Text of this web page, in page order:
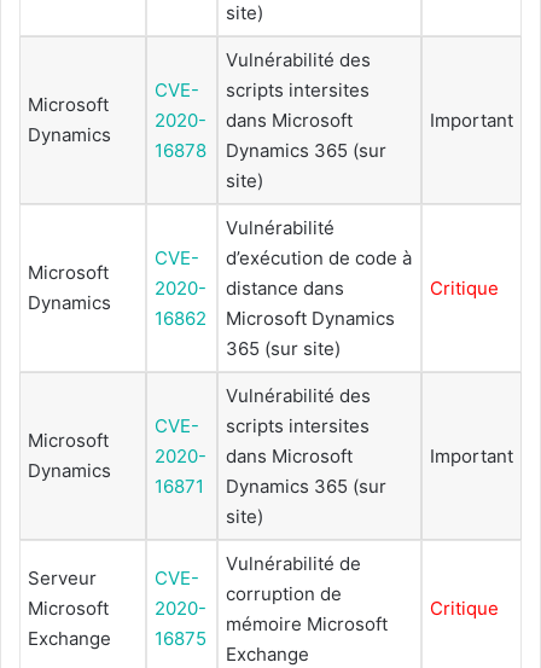
site)
Microsoft
Dynamics
CVE-
2020-
16878
Vulnérabilité des
scripts intersites
dans Microsoft
Dynamics 365 (sur
site)
Important
Microsoft
Dynamics
CVE-
2020-
16862
Vulnérabilité
d’exécution de code à
distance dans
Microsoft Dynamics
365 (sur site)
Critique
Microsoft
Dynamics
CVE-
2020-
16871
Vulnérabilité des
scripts intersites
dans Microsoft
Dynamics 365 (sur
site)
Important
Serveur
Microsoft
Exchange
CVE-
2020-
16875
Vulnérabilité de
corruption de
mémoire Microsoft
Exchange
Critique